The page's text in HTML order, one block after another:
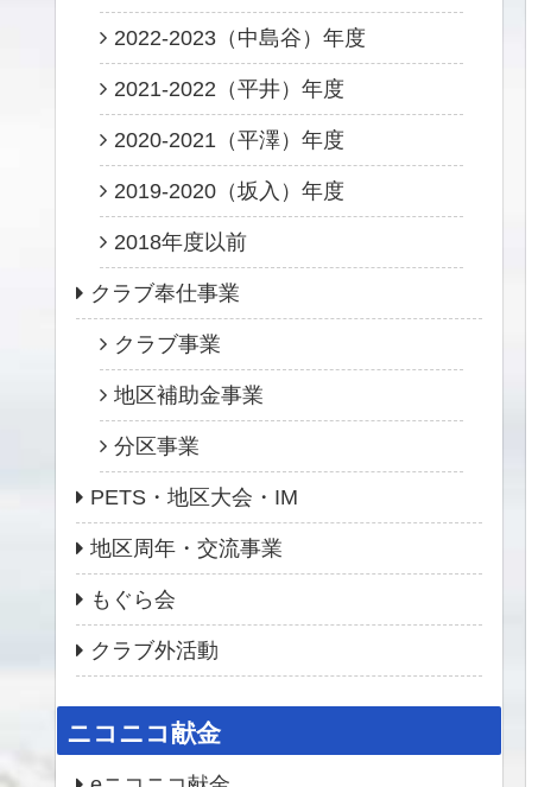
2022-2023（中島谷）年度
2021-2022（平井）年度
2020-2021（平澤）年度
2019-2020（坂入）年度
2018年度以前
クラブ奉仕事業
クラブ事業
地区補助金事業
分区事業
PETS・地区大会・IM
地区周年・交流事業
もぐら会
クラブ外活動
ニコニコ献金